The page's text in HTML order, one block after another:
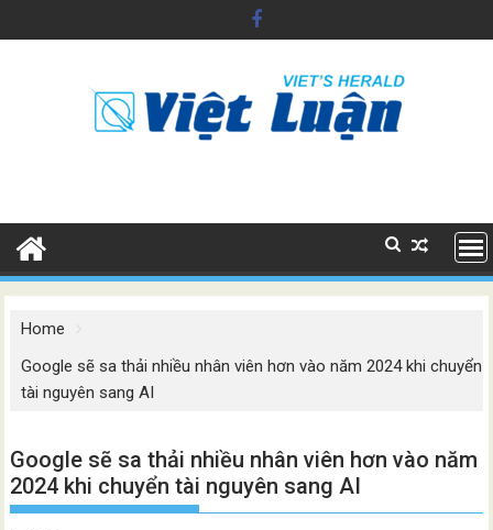
to
Home
Google sẽ sa thải nhiều nhân viên hơn vào năm 2024 khi chuyển
tài nguyên sang AI
Google sẽ sa thải nhiều nhân viên hơn vào năm
2024 khi chuyển tài nguyên sang AI